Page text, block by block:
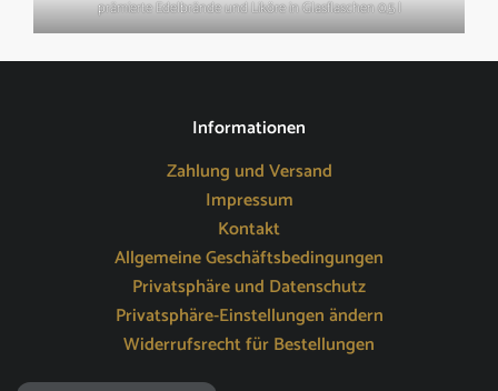
prämierte Edelbrände und Liköre in Glasflaschen 0,5 l
Informationen
Zahlung und Versand
Impressum
Kontakt
Allgemeine Geschäftsbedingungen
Privatsphäre und Datenschutz
Privatsphäre-Einstellungen ändern
Widerrufsrecht für Bestellungen